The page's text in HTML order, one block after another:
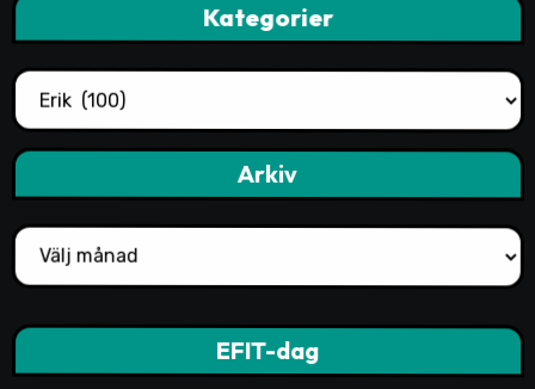
Kategorier
Kategorier
Arkiv
Arkiv
EFIT-dag